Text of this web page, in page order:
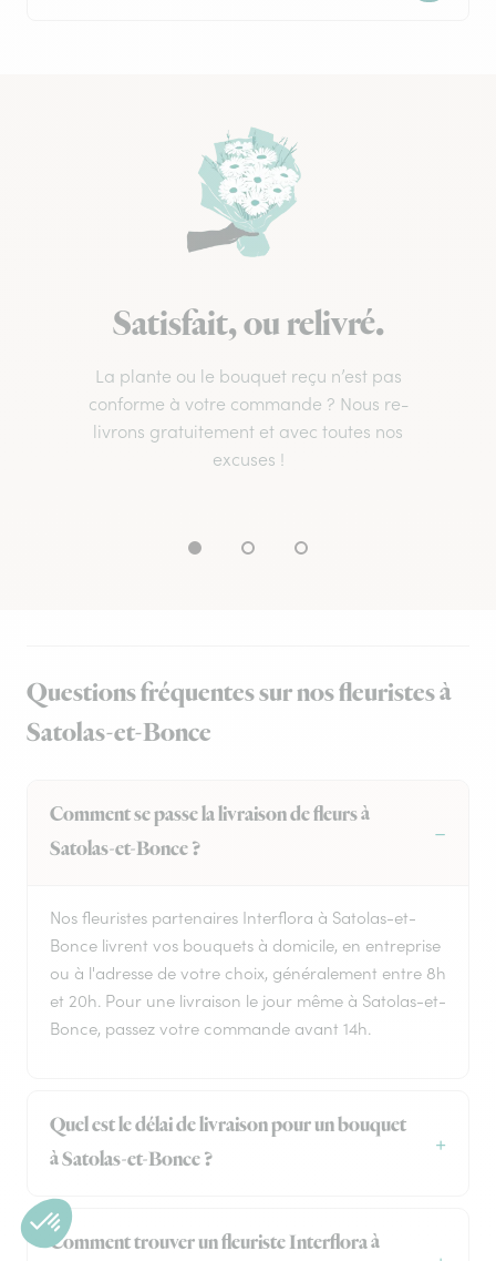
Satisfait, ou relivré.
La plante ou le bouquet reçu n’est pas
conforme à votre commande ? Nous re-
livrons gratuitement et avec toutes nos
excuses !
Questions fréquentes sur nos fleuristes à
Satolas-et-Bonce
Comment se passe la livraison de fleurs à
Satolas-et-Bonce ?
Nos fleuristes partenaires Interflora à Satolas-et-
Bonce livrent vos bouquets à domicile, en entreprise
ou à l'adresse de votre choix, généralement entre 8h
et 20h. Pour une livraison le jour même à Satolas-et-
Bonce, passez votre commande avant 14h.
Quel est le délai de livraison pour un bouquet
à Satolas-et-Bonce ?
Comment trouver un fleuriste Interflora à